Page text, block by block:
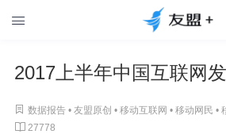

2017上半年中国互联网
 数据报告 • 友盟原创 • 移动互联网 • 移动网民 •
 27778